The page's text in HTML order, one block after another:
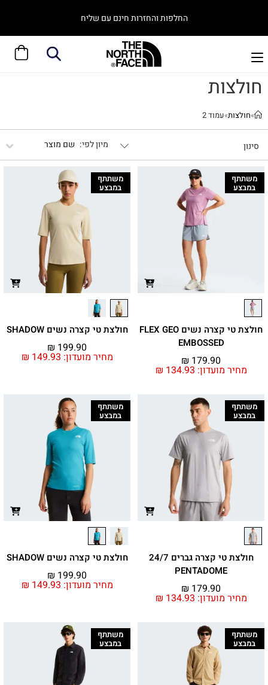
החלפות והחזרות חינם עם שליח
חולצות
»חולצות»עמוד 2
סינון שם מוצר
משתתף
במבצע
חולצת טי קצרה נשים FLEX GEO
EMBOSSED
מחיר מועדון: ₪ 134.93
₪ 179.90
משתתף
במבצע
חולצת טי קצרה נשים SHADOW
מחיר מועדון: ₪ 149.93
₪ 199.90
משתתף
במבצע
חולצת טי קצרה גברים 24/7
PENTADOME
מחיר מועדון: ₪ 134.93
₪ 179.90
משתתף
במבצע
חולצת טי קצרה נשים SHADOW
מחיר מועדון: ₪ 149.93
₪ 199.90
משתתף
במבצע
משתתף
במבצע